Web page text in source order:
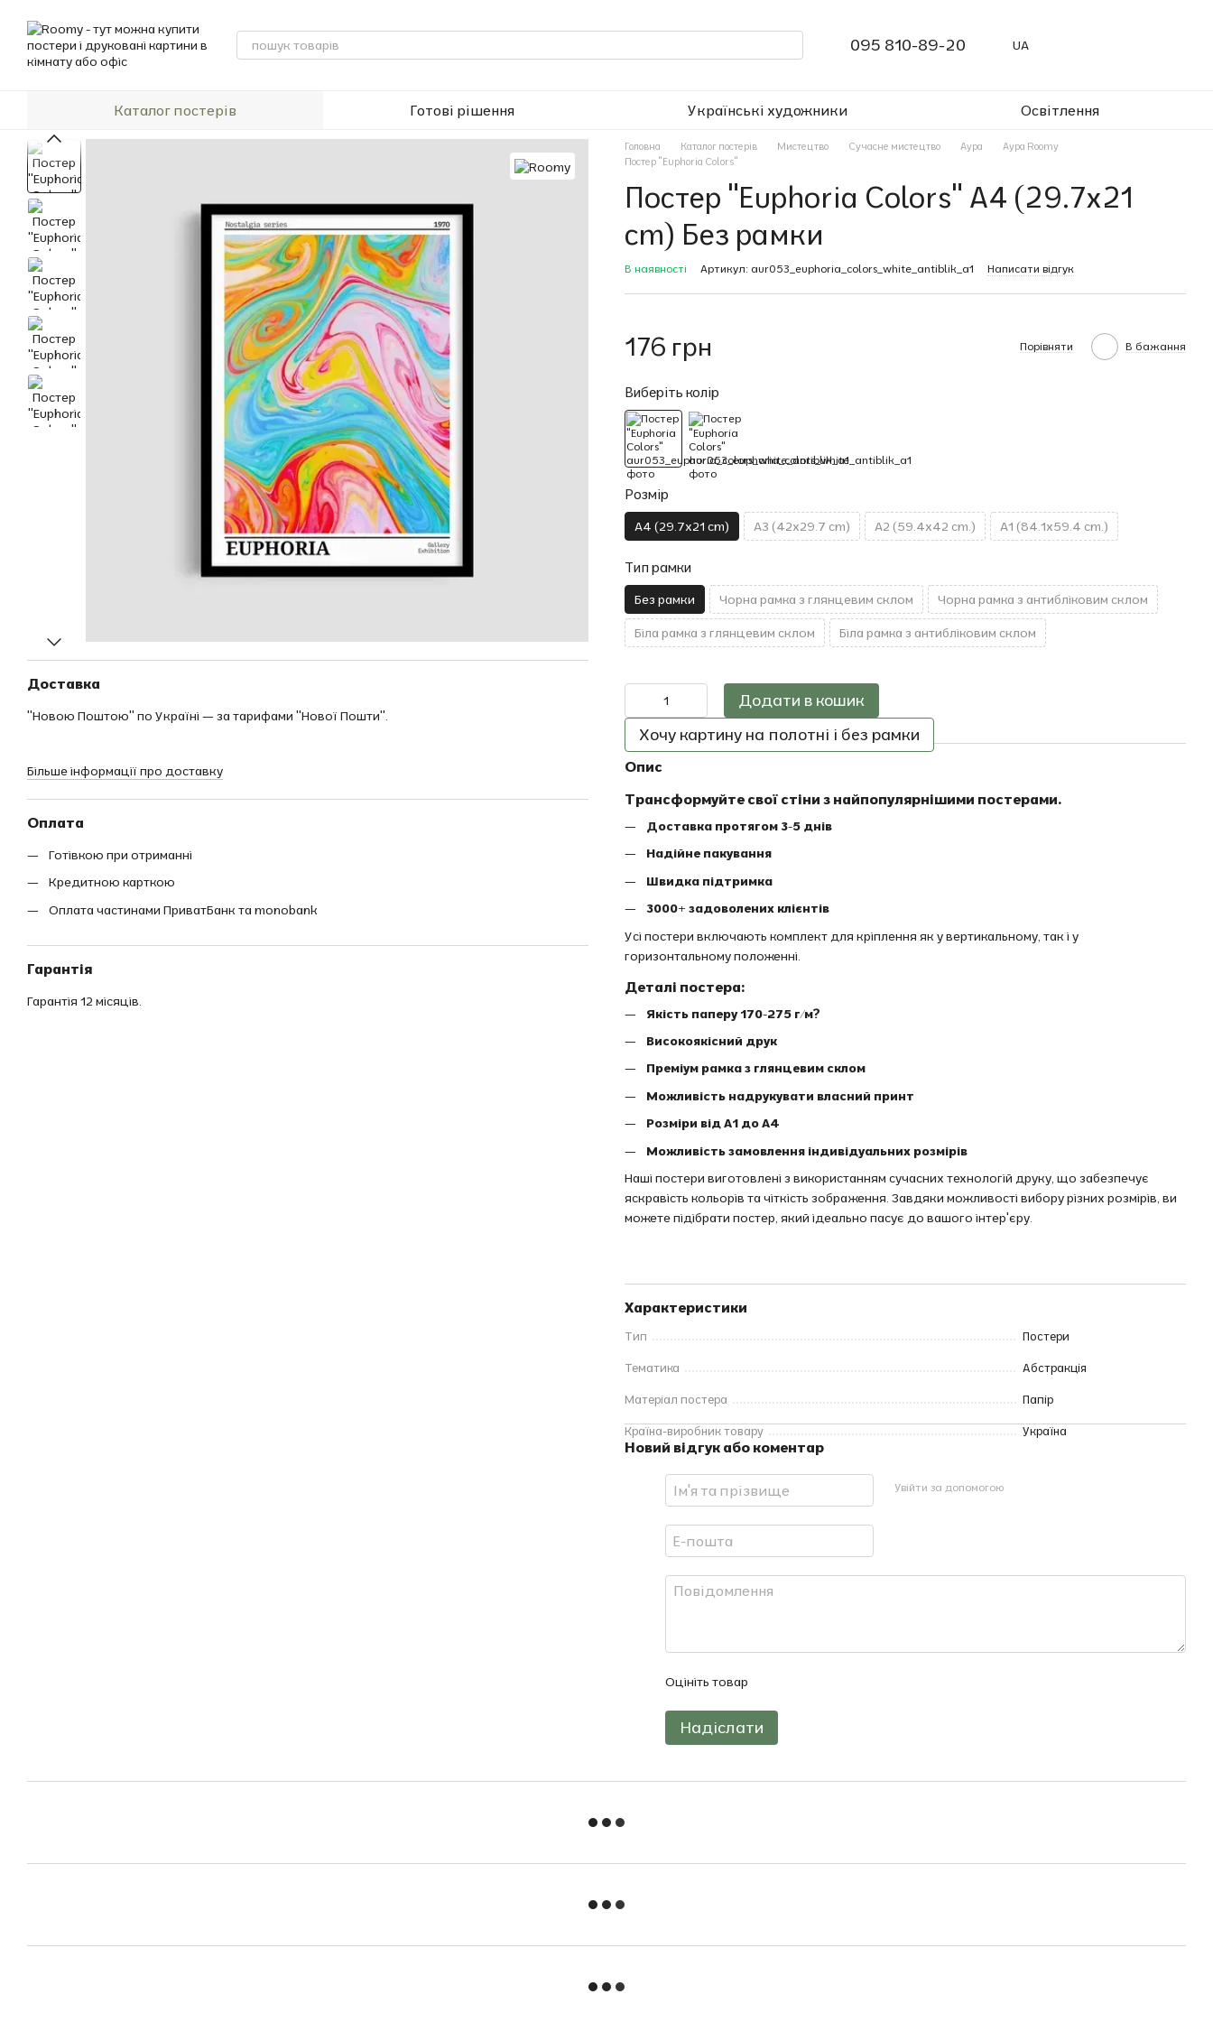
095 810-89-20 UA
Каталог постерів Готові рішення Українські художники Освітлення
Доставка
"Новою Поштою" по Україні — за тарифами "Нової Пошти".
Більше інформації про доставку
Оплата
Готівкою при отриманні
Кредитною карткою
Оплата частинами ПриватБанк та monobank
Гарантія
Гарантія 12 місяців.
Головна Каталог постерів Мистецтво Сучасне мистецтво Аура
Аура Roomy
Постер "Euphoria Colors"
Постер "Euphoria Colors" A4 (29.7x21
cm) Без рамки
В наявності Артикул: aur053_euphoria_colors_white_antiblik_a1 Написати відгук
176 грн Порівняти В бажання
Виберіть колір
Розмір
A4 (29.7x21 cm) A3 (42x29.7 cm) A2 (59.4x42 cm.) A1 (84.1x59.4 cm.)
Тип рамки
Без рамки Чорна рамка з глянцевим склом Чорна рамка з антибліковим склом
Біла рамка з глянцевим склом Біла рамка з антибліковим склом
Додати в кошик
Хочу картину на полотні і без рамки
Опис
Трансформуйте свої стіни з найпопулярнішими постерами.
Доставка протягом 3-5 днів
Надійне пакування
Швидка підтримка
3000+ задоволених клієнтів
Усі постери включають комплект для кріплення як у вертикальному, так і у
горизонтальному положенні.
Деталі постера:
Якість паперу 170-275 г/м?
Високоякісний друк
Преміум рамка з глянцевим склом
Можливість надрукувати власний принт
Розміри від A1 до A4
Можливість замовлення індивідуальних розмірів
Наші постери виготовлені з використанням сучасних технологій друку, що забезпечує
яскравість кольорів та чіткість зображення. Завдяки можливості вибору різних розмірів, ви
можете підібрати постер, який ідеально пасує до вашого інтер'єру.
Характеристики
Тип Постери
Тематика Абстракція
Матеріал постера Папір
Країна-виробник товару Україна
Новий відгук або коментар
Увійти за допомогою
Оцініть товар
Надіслати